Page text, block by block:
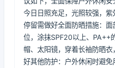
今日日照充足，光照较强，
停留需做好全面防晒措施：
位，涂抹SPF20以上、PA++
帽、太阳镜，穿着长袖防晒
好其他防护：户外休闲时避